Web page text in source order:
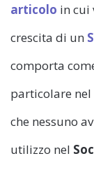
articolo in cui
crescita di un
comporta
particolare nel
che nessuno
utilizzo nel